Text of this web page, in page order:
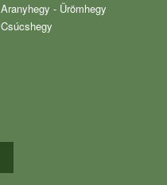
Aranyhegy - Ürömhegy
Csúcshegy